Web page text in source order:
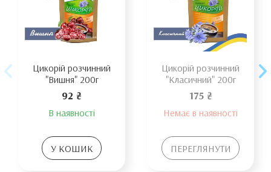
Цикорій розчинний
"Вишня" 200г
92 ₴
В наявності
У КОШИК
Цикорій розчинний
"Класичний" 200г
175 ₴
Немає в наявності
ПЕРЕГЛЯНУТИ